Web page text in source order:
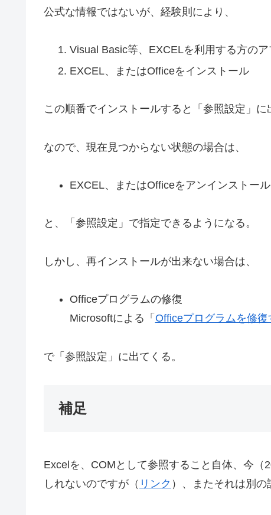
公式な情報ではないが、経験則により、
Visual Basic等、EXCELを利用する方の
EXCEL、またはOfficeをインストール
この順番でインストールすると「参照設定」に
なので、現在見つからない状態の場合は、
EXCEL、またはOfficeをアンインストー
と、「参照設定」で指定できるようになる。
しかし、再インストールが出来ない場合は、
Officeプログラムの修復
Microsoftによる「 Officeプログラムを修復
で「参照設定」に出てくる。
補足
Excelを、COMとして参照すること自体、今
しれないのですが（ リンク ）、またそれは別の